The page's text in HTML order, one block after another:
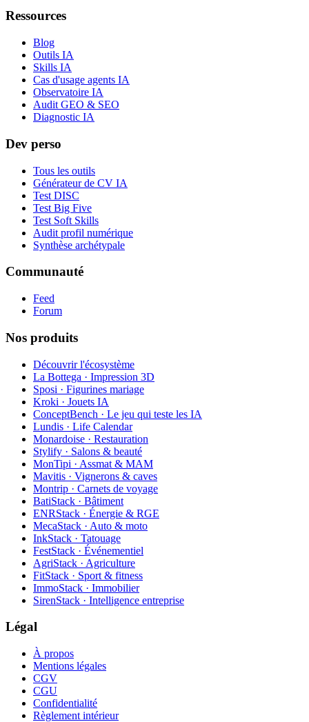
Ressources
Blog
Outils IA
Skills IA
Cas d'usage agents IA
Observatoire IA
Audit GEO & SEO
Diagnostic IA
Dev perso
Tous les outils
Générateur de CV IA
Test DISC
Test Big Five
Test Soft Skills
Audit profil numérique
Synthèse archétypale
Communauté
Feed
Forum
Nos produits
Découvrir l'écosystème
La Bottega · Impression 3D
Sposi · Figurines mariage
Kroki · Jouets IA
ConceptBench · Le jeu qui teste les IA
Lundis · Life Calendar
Monardoise · Restauration
Stylify · Salons & beauté
MonTipi · Assmat & MAM
Mavitis · Vignerons & caves
Montrip · Carnets de voyage
BatiStack · Bâtiment
ENRStack · Énergie & RGE
MecaStack · Auto & moto
InkStack · Tatouage
FestStack · Événementiel
AgriStack · Agriculture
FitStack · Sport & fitness
ImmoStack · Immobilier
SirenStack · Intelligence entreprise
Légal
À propos
Mentions légales
CGV
CGU
Confidentialité
Règlement intérieur